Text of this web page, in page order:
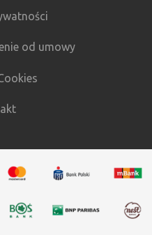
od umowy